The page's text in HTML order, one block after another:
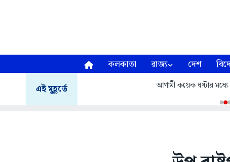
কলকাতা রাজ্য দেশ
এই মুহূর্তে আগামী কয়েক ঘণ্টার মধ্যে